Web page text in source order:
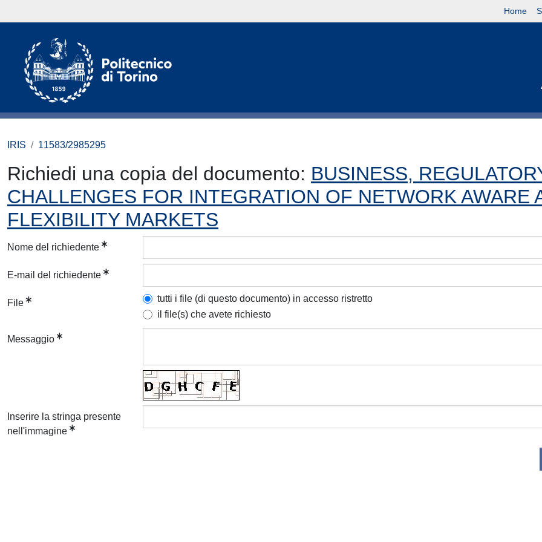
Home
IRIS 11583/2985295
Richiedi una copia del documento: BUSINESS,
CHALLENGES FOR INTEGRATION OF NETWORK AWARE
FLEXIBILITY MARKETS
Nome del richiedente
E-mail del richiedente
File
tutti i file (di questo documento) in accesso ristretto
il file(s) che avete richiesto
Messaggio
Inserire la stringa presente
nell'immagine